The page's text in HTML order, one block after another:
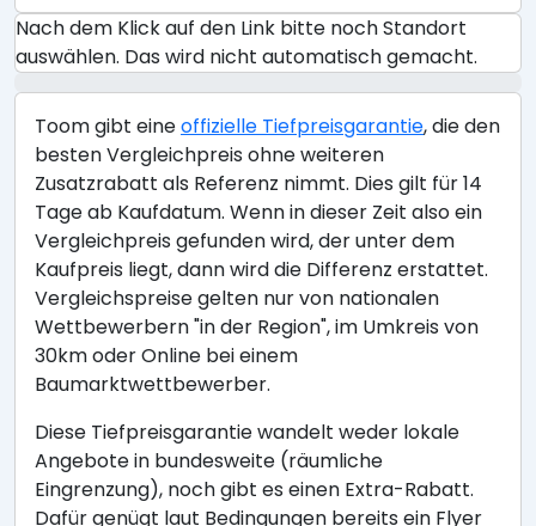
Nach dem Klick auf den Link bitte noch Standort
auswählen. Das wird nicht automatisch gemacht.
Toom gibt eineoffizielle Tiefpreisgarantie, die den
besten Vergleichpreis ohne weiteren
Zusatzrabatt als Referenz nimmt. Dies gilt für 14
Tage ab Kaufdatum. Wenn in dieser Zeit also ein
Vergleichpreis gefunden wird, der unter dem
Kaufpreis liegt, dann wird die Differenz erstattet.
Vergleichspreise gelten nur von nationalen
Wettbewerbern "in der Region", im Umkreis von
30km oder Online bei einem
Baumarktwettbewerber.
Diese Tiefpreisgarantie wandelt weder lokale
Angebote in bundesweite (räumliche
Eingrenzung), noch gibt es einen Extra-Rabatt.
Dafür genügt laut Bedingungen bereits ein Flyer